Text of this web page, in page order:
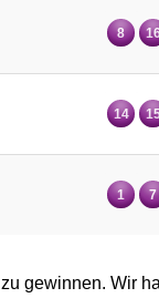
8
14
1 7
zu gewinnen. Wir